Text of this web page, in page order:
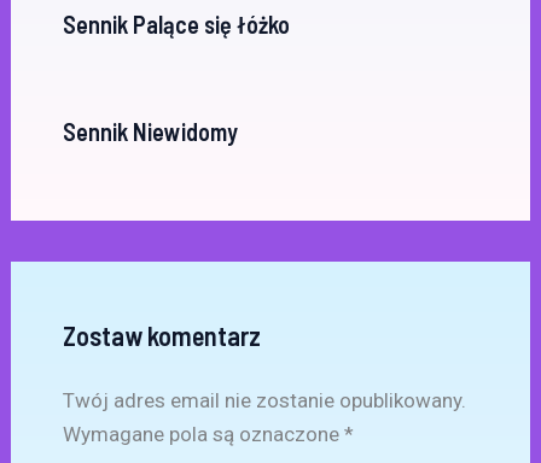
Sennik Palące się łóżko
Sennik Niewidomy
Zostaw komentarz
Twój adres email nie zostanie opublikowany.
Wymagane pola są oznaczone *